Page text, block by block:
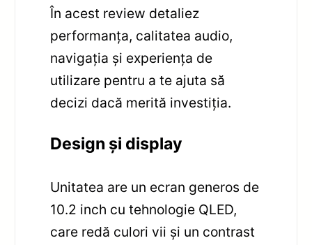
În acest review detaliez
performanța, calitatea audio,
navigația și experiența de
utilizare pentru a te ajuta să
decizi dacă merită investiția.
Design și display
Unitatea are un ecran generos de
10.2 inch cu tehnologie QLED,
care redă culori vii și un contrast